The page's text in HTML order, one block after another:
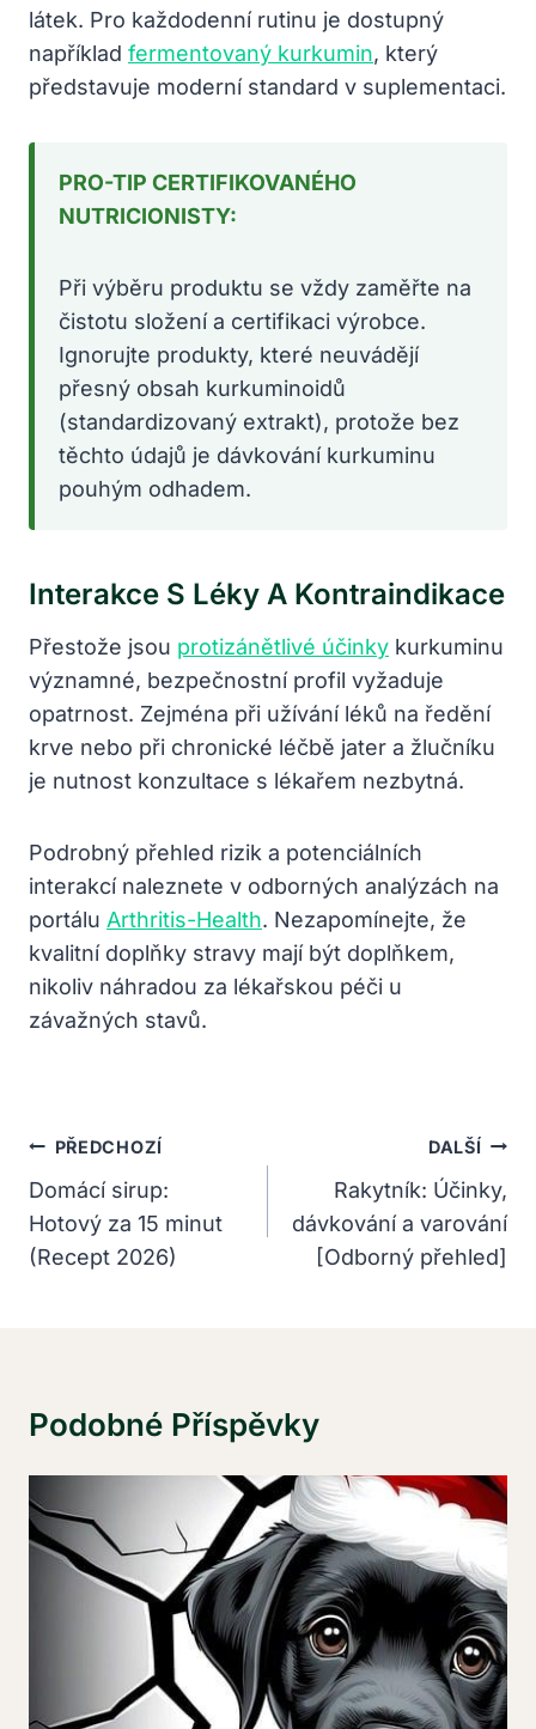
látek. Pro každodenní rutinu je dostupný
například fermentovaný kurkumin, který
představuje moderní standard v suplementaci.
PRO-TIP CERTIFIKOVANÉHO
NUTRICIONISTY:
Při výběru produktu se vždy zaměřte na
čistotu složení a certifikaci výrobce.
Ignorujte produkty, které neuvádějí
přesný obsah kurkuminoidů
(standardizovaný extrakt), protože bez
těchto údajů je dávkování kurkuminu
pouhým odhadem.
Interakce S Léky A Kontraindikace
Přestože jsou protizánětlivé účinky kurkuminu
významné, bezpečnostní profil vyžaduje
opatrnost. Zejména při užívání léků na ředění
krve nebo při chronické léčbě jater a žlučníku
je nutnost konzultace s lékařem nezbytná.
Podrobný přehled rizik a potenciálních
interakcí naleznete v odborných analýzách na
portálu Arthritis-Health. Nezapomínejte, že
kvalitní doplňky stravy mají být doplňkem,
nikoliv náhradou za lékařskou péči u
závažných stavů.
Navigace
Pro
Příspěvek
PŘEDCHOZÍ
Domácí sirup:
Hotový za 15 minut
(Recept 2026)
DALŠÍ
Rakytník: Účinky,
dávkování a varování
[Odborný přehled]
Podobné Příspěvky